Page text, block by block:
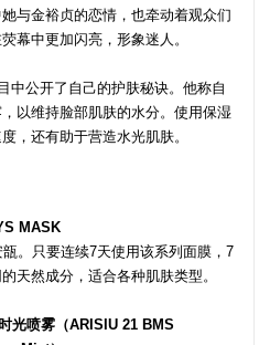
与金裕贞的恋情，也牵动着观众们
幕中更加闪亮，形象迷人。
中公开了自己的护肤秘诀。他称自
以维持脸部肌肤的水分。使用保湿
，还有助于营造水光肌肤。
MASK
。只要连续7天使用该系列面膜，7
天然成分，适合各种肌肤类型。
光喷雾（ARISIU 21 BMS